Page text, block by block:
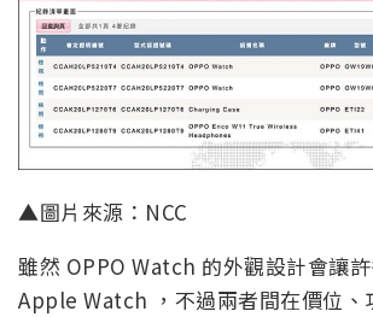
▲圖片來源：NCC
雖然 OPPO Watch 的外觀設計會讓
Apple Watch ，不過兩者間在價位、